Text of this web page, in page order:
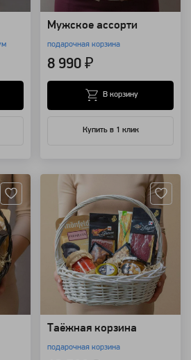
Мужское ассорти
подарочная корзина
8 990 ₽
Купить в 1 клик
В корзину
Таёжная корзина
подарочная корзина